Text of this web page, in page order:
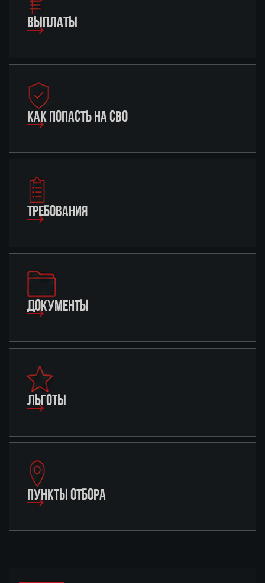
ВЫПЛАТЫ
КАК ПОПАСТЬ НА СВО
ТРЕБОВАНИЯ
ДОКУМЕНТЫ
ЛЬГОТЫ
ПУНКТЫ ОТБОРА